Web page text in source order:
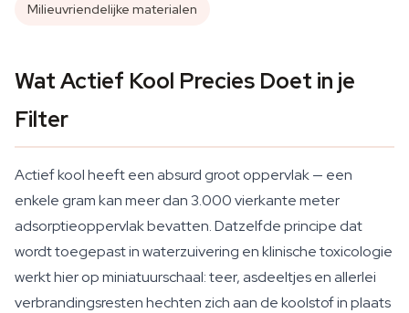
Milieuvriendelijke materialen
Wat Actief Kool Precies Doet in je
Filter
Actief kool heeft een absurd groot oppervlak — een
enkele gram kan meer dan 3.000 vierkante meter
adsorptieoppervlak bevatten. Datzelfde principe dat
wordt toegepast in waterzuivering en klinische toxicologie
werkt hier op miniatuurschaal: teer, asdeeltjes en allerlei
verbrandingsresten hechten zich aan de koolstof in plaats